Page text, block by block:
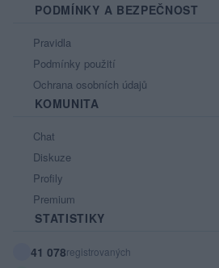
PODMÍNKY A BEZPEČNOST
Pravidla
Podmínky použití
Ochrana osobních údajů
KOMUNITA
Chat
Diskuze
Profily
Premium
STATISTIKY
41 078registrovaných